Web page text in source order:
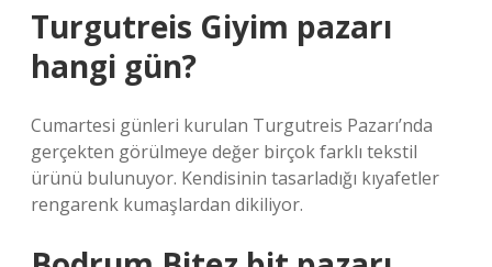
Turgutreis Giyim pazarı
hangi gün?
Cumartesi günleri kurulan Turgutreis Pazarı’nda
gerçekten görülmeye değer birçok farklı tekstil
ürünü bulunuyor. Kendisinin tasarladığı kıyafetler
rengarenk kumaşlardan dikiliyor.